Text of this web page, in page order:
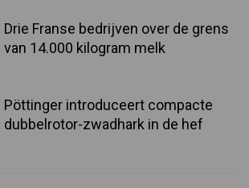
Drie Franse bedrijven over de grens
van 14.000 kilogram melk
Pöttinger introduceert compacte
dubbelrotor-zwadhark in de hef